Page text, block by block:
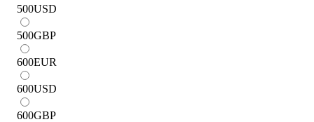
500USD
500GBP
600EUR
600USD
600GBP